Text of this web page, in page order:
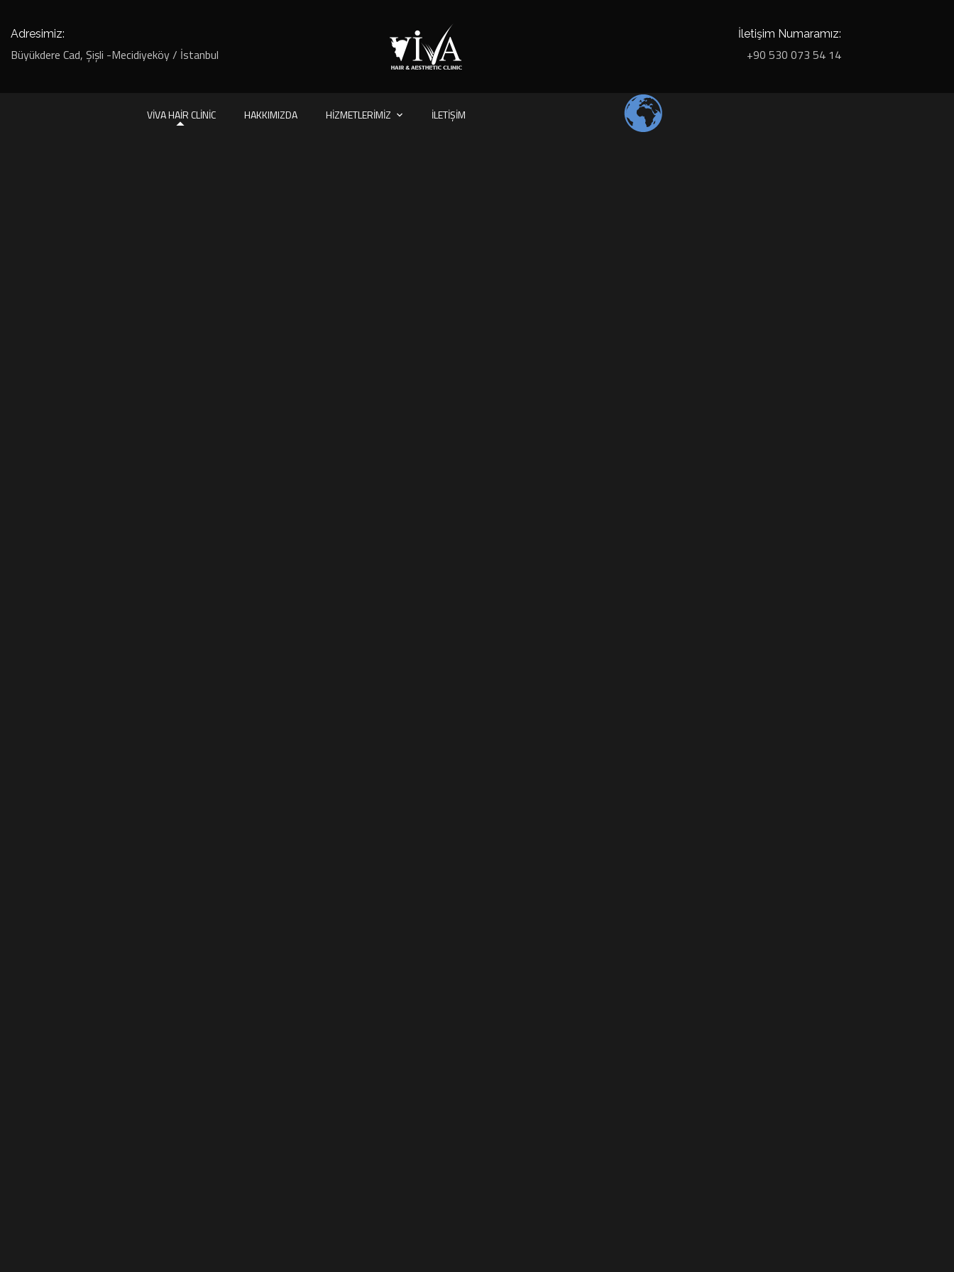
Adresimiz:
Büyükdere Cad, Şişli -Mecidiyeköy / İstanbul
İletişim Numaramız:
+90 530 073 54 14
VIVA HAIR CLINIC HAKKIMIZDA HIZMETLERIMIZ İLETIŞIM